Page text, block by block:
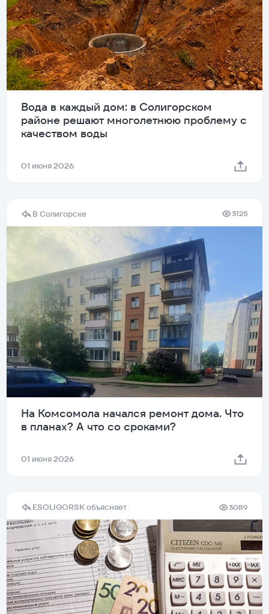
Вода в каждый дом: в Солигорском
районе решают многолетнюю проблему с
качеством воды
01 июня 2026
В Солигорске 3125
На Комсомола начался ремонт дома. Что
в планах? А что со сроками?
01 июня 2026
ESOLIGORSK объясняет 3089